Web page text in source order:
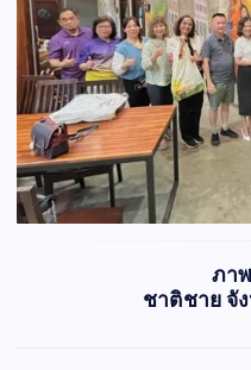
ภา
ชาติชาย จั